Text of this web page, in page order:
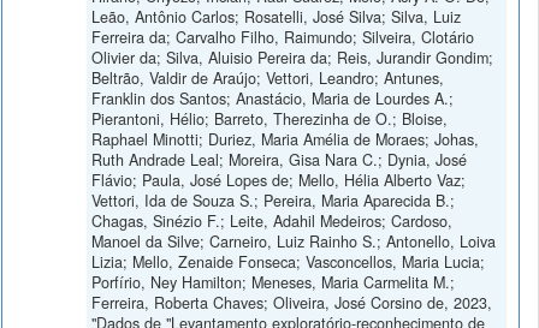
Leão, Antônio Carlos; Rosatelli, José Silva; Silva, Luiz
Ferreira da; Carvalho Filho, Raimundo; Silveira, Clotário
Olivier da; Silva, Aluisio Pereira da; Reis, Jurandir Gondim;
Beltrão, Valdir de Araújo; Vettori, Leandro; Antunes,
Franklin dos Santos; Anastácio, Maria de Lourdes A.;
Pierantoni, Hélio; Barreto, Therezinha de O.; Bloise,
Raphael Minotti; Duriez, Maria Amélia de Moraes; Johas,
Ruth Andrade Leal; Moreira, Gisa Nara C.; Dynia, José
Flávio; Paula, José Lopes de; Mello, Hélia Alberto Vaz;
Vettori, Ida de Souza S.; Pereira, Maria Aparecida B.;
Chagas, Sinézio F.; Leite, Adahil Medeiros; Cardoso,
Manoel da Silve; Carneiro, Luiz Rainho S.; Antonello, Loiva
Lizia; Mello, Zenaide Fonseca; Vasconcellos, Maria Lucia;
Porfírio, Ney Hamilton; Meneses, Maria Carmelita M.;
Ferreira, Roberta Chaves; Oliveira, José Corsino de, 2023,
"Dados de "Levantamento exploratório-reconhecimento de